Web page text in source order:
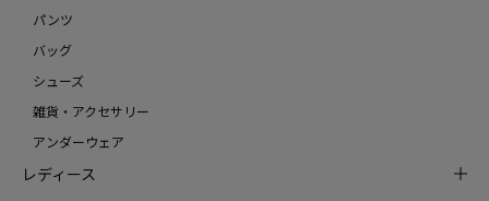
パンツ
バッグ
シューズ
雑貨・アクセサリー
アンダーウェア
レディース